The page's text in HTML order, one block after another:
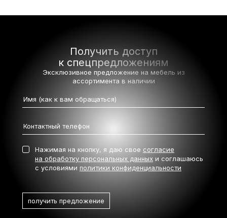
Получить доступ
к спецпредложениям
Эксклюзивное предложение на мебель из
ассортимента в наличии
Нажимая на кнопку, я даю свое согласие
на обработку персональных данных и соглашаюсь
с условиями политики конфиденциальности